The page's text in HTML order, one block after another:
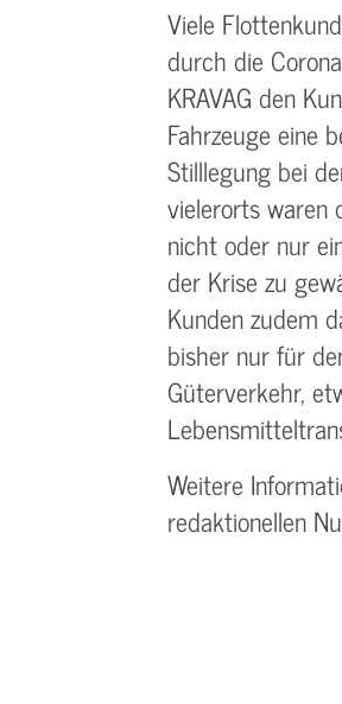
Viele
durch die
KRAVAG den
Fahrzeuge eine
Stilllegung bei
vielerorts waren
nicht oder nur
der Krise zu
Kunden zudem
bisher nur für
Güterverkehr,
Weitere
redaktionellen